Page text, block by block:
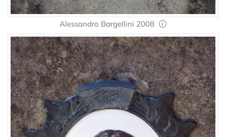
Alessandro Bargellini 2008